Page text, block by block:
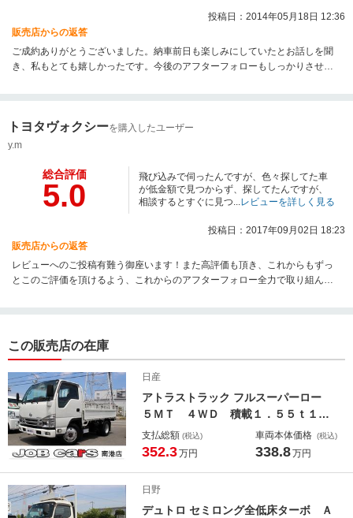
投稿日：2014年05月18日 12:36
販売店からの返答
ご成約ありがとうございました。納車前日も楽しみにしていたとお話しを聞
き、私もとても嬉しかったです。今後のアフターフォローもしっかりさせて
トヨタヴォクシーを購入したユーザー
y.m
総合評価
5.0
飛び込みで伺ったんですが、色々探してた車
が低金額で見つからず、探してたんですが、
相談するとすぐに見つ...レビューを詳しく見る
投稿日：2017年09月02日 18:23
販売店からの返答
レビューへのご投稿有難う御座います！また高評価も頂き、これからもずっ
とこのご評価を頂けるよう、これからのアフターフォロー全力で取り組んで
軽にお申し付けください！！おかげでとても楽しい商談をさせて頂くことが
この販売店の在庫
日産
アトラストラック フルスーパーロー
５ＭＴ ４ＷＤ 積載１．５５ｔ１０
尺荷台長さ３１０ｃｍ幅１６０ｃｍア
オリ高さ４０ｃｍ床下地上高８８ｃｍ
減ブレーキ 電格ミラー ＥＴＣ
支払総額 (税込)
352.3万円
車両本体価格 (税込)
338.8万円
日野
デュトロ セミロング全低床ターボ Ａ